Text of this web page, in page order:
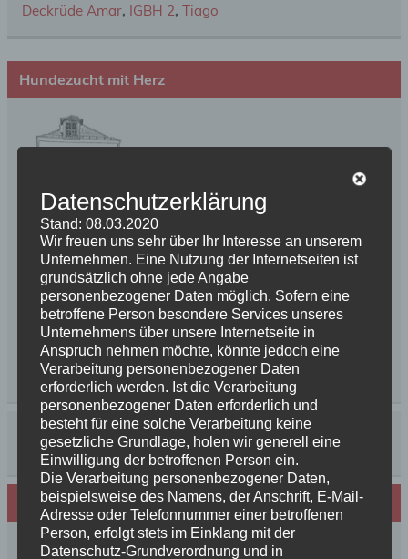
Deckrüde Amar, IGBH 2, Tiago
Hundezucht mit Herz
Neues von den Turmschurken
Frohe Weihnachten 2025 unseren
Datenschutzerklärung
Stand: 08.03.2020
Wir freuen uns sehr über Ihr Interesse an unserem
Unternehmen. Eine Nutzung der Internetseiten ist
grundsätzlich ohne jede Angabe
personenbezogener Daten möglich. Sofern eine
betroffene Person besondere Services unseres
Unternehmens über unsere Internetseite in
Anspruch nehmen möchte, könnte jedoch eine
Verarbeitung personenbezogener Daten
erforderlich werden. Ist die Verarbeitung
personenbezogener Daten erforderlich und
besteht für eine solche Verarbeitung keine
gesetzliche Grundlage, holen wir generell eine
Einwilligung der betroffenen Person ein.
Die Verarbeitung personenbezogener Daten,
beispielsweise des Namens, der Anschrift, E-Mail-
Adresse oder Telefonnummer einer betroffenen
Person, erfolgt stets im Einklang mit der
Datenschutz-Grundverordnung und in